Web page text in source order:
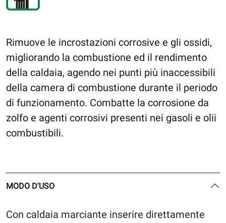
Rimuove le incrostazioni corrosive e gli ossidi,
migliorando la combustione ed il rendimento
della caldaia, agendo nei punti più inaccessibili
della camera di combustione durante il periodo
di funzionamento. Combatte la corrosione da
zolfo e agenti corrosivi presenti nei gasoli e olii
combustibili.
MODO D'USO
Con caldaia marciante inserire direttamente